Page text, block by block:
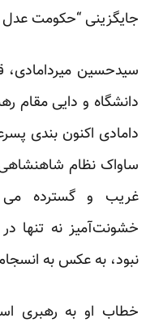
جایگزینی “حکومت عدل
سیدحسین میردامادی،
دانشگاه و دایی مقام
دامادی اکنون بندی
ساواک نظام
غریب و گسترده
خشونت‌آمیز نه تنها
نبود، به عکس به
خطاب او به رهبری